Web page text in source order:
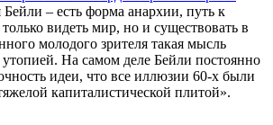
– есть форма анархии, путь к
видеть мир, но и существовать в
молодого зрителя такая мысль
утопией. На самом деле Бейли постоянно
идеи, что все иллюзии 60-х были
капиталистической плитой».